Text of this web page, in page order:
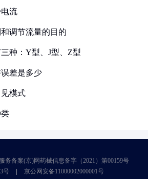
流
调节流量的目的
种：Y型、J型、Z型
差是多少
模式
务备案(京)网药械信息备字（2021）第00159号
号
京公网安备11000002000001号